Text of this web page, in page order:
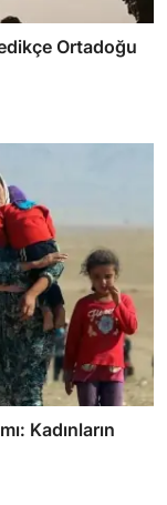
Ortadoğu
Kadınların